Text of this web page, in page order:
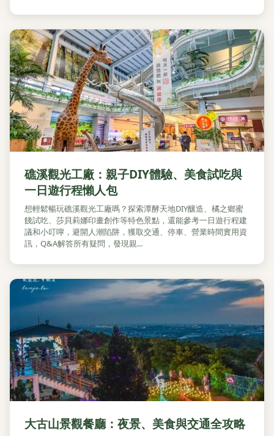
礁溪觀光工廠：親子DIY體驗、美食試吃與
一日遊行程懶人包
想輕鬆暢玩礁溪觀光工廠嗎？探索潭酵天地DIY釀造、橘之鄉蜜
餞試吃、莎貝莉娜印畫創作等特色景點，還能參考一日遊行程建
議和小叮嚀，避開人潮陷阱，獲取交通、停車、營業時間實用資
訊，Q&A解答所有疑問，發現親...
大古山景觀餐廳：夜景、美食與交通全攻略